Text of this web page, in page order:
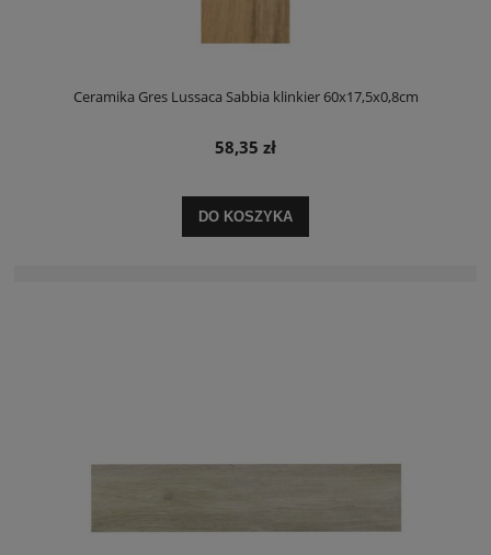
Ceramika Gres Lussaca Sabbia klinkier 60x17,5x0,8cm
58,35 zł
DO KOSZYKA